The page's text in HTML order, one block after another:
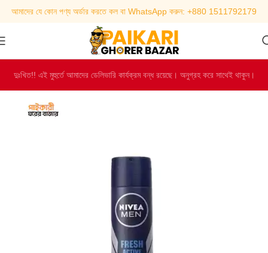
আমাদের যে কোন পণ্য অর্ডার করতে কল বা WhatsApp করুন: +880 1511792179
দুঃখিত!! এই মুহুর্তে আমাদের ডেলিভারি কার্যক্রম বন্ধ রয়েছে। অনুগ্রহ করে সাথেই থাকুন।